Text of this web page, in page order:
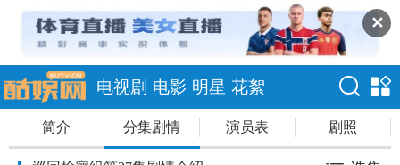
✕
电视剧 电影 明星 花絮
简介 分集剧情 演员表 剧照